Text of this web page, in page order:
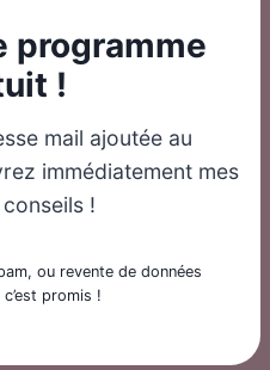
programme
!
mail ajoutée au
immédiatement mes
!
ou revente de données
promis !